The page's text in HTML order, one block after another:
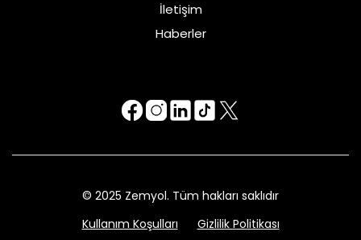
İletişim
Haberler
© 2025 Zemyol. Tüm hakları saklıdır
Kullanım Koşulları
Gizlilik Politikası